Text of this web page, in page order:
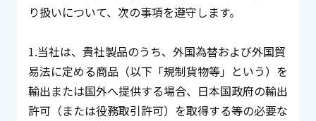
り扱いについて、次の事項を遵守します。
1.当社は、貴社製品のうち、外国為替および外国貿
易法に定める商品（以下「規制貨物等」という）を
輸出または国外へ提供する場合、日本国政府の輸出
許可（または役務取引許可）を取得する等の必要な